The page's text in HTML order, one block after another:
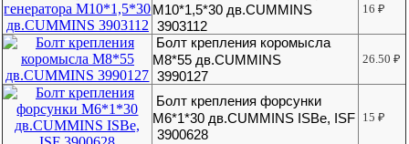
М10*1,5*30 дв.CUMMINS
3903112
16₽
Болт крепления коромысла
М8*55 дв.CUMMINS
3990127
26.50₽
Болт крепления форсунки
M6*1*30 дв.CUMMINS ISBe, ISF
3900628
15₽